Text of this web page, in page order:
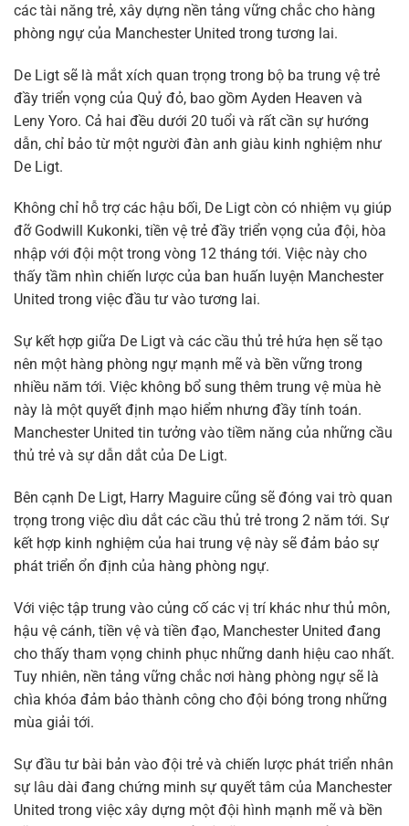
các tài năng trẻ, xây dựng nền tảng vững chắc cho hàng
phòng ngự của Manchester United trong tương lai.
De Ligt sẽ là mắt xích quan trọng trong bộ ba trung vệ trẻ
đầy triển vọng của Quỷ đỏ, bao gồm Ayden Heaven và
Leny Yoro. Cả hai đều dưới 20 tuổi và rất cần sự hướng
dẫn, chỉ bảo từ một người đàn anh giàu kinh nghiệm như
De Ligt.
Không chỉ hỗ trợ các hậu bối, De Ligt còn có nhiệm vụ giúp
đỡ Godwill Kukonki, tiền vệ trẻ đầy triển vọng của đội, hòa
nhập với đội một trong vòng 12 tháng tới. Việc này cho
thấy tầm nhìn chiến lược của ban huấn luyện Manchester
United trong việc đầu tư vào tương lai.
Sự kết hợp giữa De Ligt và các cầu thủ trẻ hứa hẹn sẽ tạo
nên một hàng phòng ngự mạnh mẽ và bền vững trong
nhiều năm tới. Việc không bổ sung thêm trung vệ mùa hè
này là một quyết định mạo hiểm nhưng đầy tính toán.
Manchester United tin tưởng vào tiềm năng của những cầu
thủ trẻ và sự dẫn dắt của De Ligt.
Bên cạnh De Ligt, Harry Maguire cũng sẽ đóng vai trò quan
trọng trong việc dìu dắt các cầu thủ trẻ trong 2 năm tới. Sự
kết hợp kinh nghiệm của hai trung vệ này sẽ đảm bảo sự
phát triển ổn định của hàng phòng ngự.
Với việc tập trung vào củng cố các vị trí khác như thủ môn,
hậu vệ cánh, tiền vệ và tiền đạo, Manchester United đang
cho thấy tham vọng chinh phục những danh hiệu cao nhất.
Tuy nhiên, nền tảng vững chắc nơi hàng phòng ngự sẽ là
chìa khóa đảm bảo thành công cho đội bóng trong những
mùa giải tới.
Sự đầu tư bài bản vào đội trẻ và chiến lược phát triển nhân
sự lâu dài đang chứng minh sự quyết tâm của Manchester
United trong việc xây dựng một đội hình mạnh mẽ và bền